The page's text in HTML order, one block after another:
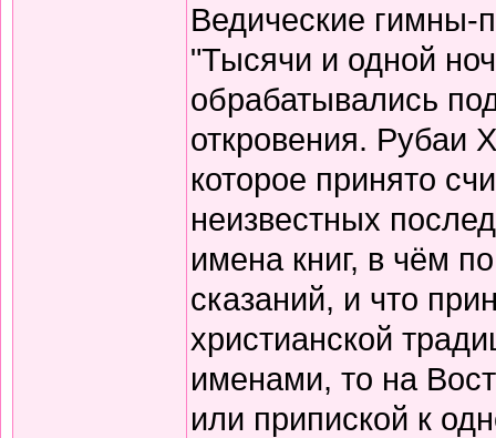
Ведические гимны-
"Тысячи и одной
обрабатывались
откровения. Рубаи
которое принято
неизвестных
имена книг, в чём
сказаний, и что
христианской
именами, то на
или припиской к